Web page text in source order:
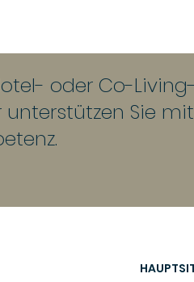
oder Co-
unterstützen Sie